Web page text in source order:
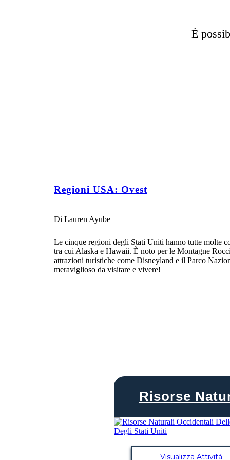
È
Regioni USA: Ovest
Di Lauren Ayube
Le cinque regioni degli Stati Uniti hanno tutte molte
tra cui Alaska e Hawaii. È noto per le Montagne
attrazioni turistiche come Disneyland e il Parco
meraviglioso da visitare e vivere!
Risorse
Visualizza Attività